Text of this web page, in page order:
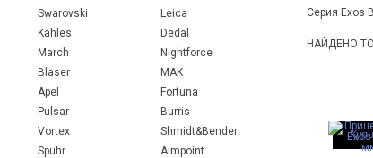
Swarovski
Leica
Kahles
Dedal
March
Nightforce
Blaser
MAK
Apel
Fortuna
Pulsar
Burris
Vortex
Shmidt&Bender
Spuhr
Aimpoint
Серия Exos
НАЙДЕНО